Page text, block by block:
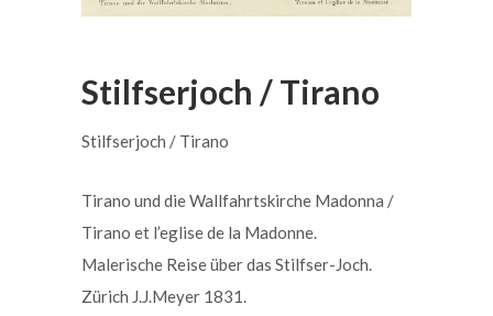
Stilfserjoch / Tirano
Stilfserjoch / Tirano
Tirano und die Wallfahrtskirche Madonna /
Tirano et l’eglise de la Madonne.
Malerische Reise über das Stilfser-Joch.
Zürich J.J.Meyer 1831.